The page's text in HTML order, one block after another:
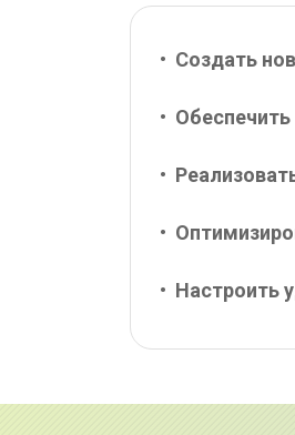
• Создать
•
•
•
• Настроить